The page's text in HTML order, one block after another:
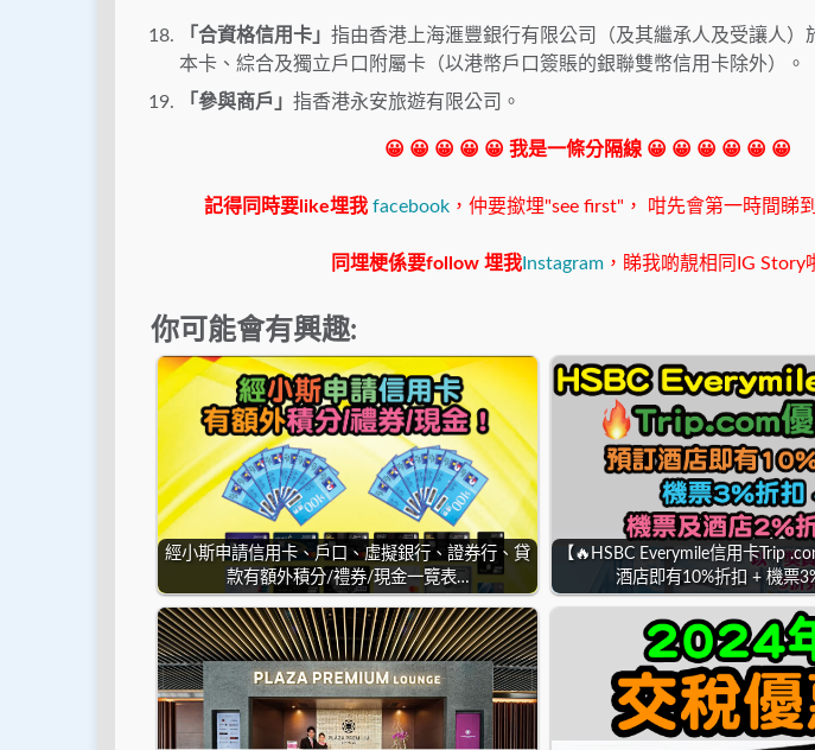
「合資格信用卡」 指由香港上海滙豐銀行有限公司（及其繼承人及受讓人）
本卡、綜合及獨立戶口附屬卡（以港幣戶口簽賬的銀聯雙幣信用卡除外）。
「參與商戶」 指香港永安旅遊有限公司。
😀 😀 😀 😀 😀 我是一條分隔線 😀 😀 😀 😀 😀 😀
記得同時要like埋我 facebook ，仲要撳埋"see first"， 咁先會第一時間睇
同埋梗係要follow 埋我 Instagram ，睇我啲靚相同IG Story
你可能會有興趣:
經小斯申請信用卡、戶口、虛擬銀行、證券行、貸
款有額外積分/禮券/現金一覽表…
【🔥HSBC Everymile信用卡Trip
酒店即有10%折扣 + 機票